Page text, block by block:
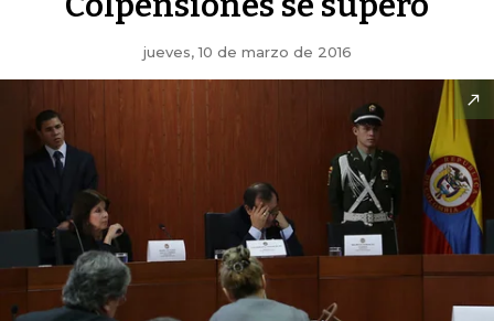
jueves, 10 de marzo de 2016